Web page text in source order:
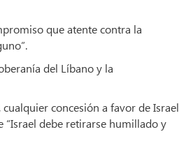
que atente contra la
del Líbano y la
concesión a favor de Israel
“Israel debe retirarse humillado y